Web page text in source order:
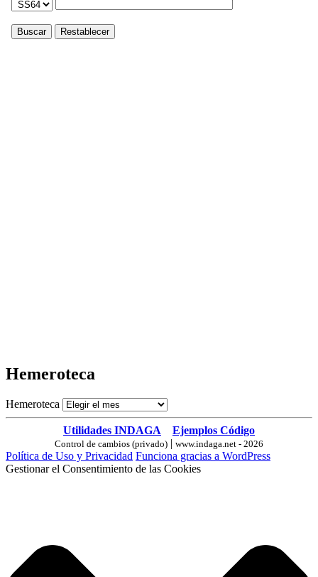
Hemeroteca
Hemeroteca
Utilidades INDAGA Ejemplos Código
Control de cambios (privado) | www.indaga.net - 2026
Política de Uso y Privacidad Funciona gracias a WordPress
Gestionar el Consentimiento de las Cookies